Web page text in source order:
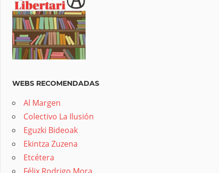
WEBS RECOMENDADAS
Al Margen
Colectivo La Ilusión
Eguzki Bideoak
Ekintza Zuzena
Etcétera